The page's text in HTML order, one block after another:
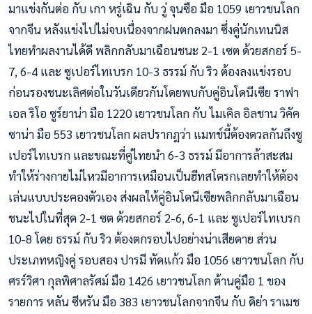
มาแข่งกันต่อ กับ เกา หรู่เฉิน กับ วู่ จุนซือ มือ 1059 เยาวชนโลก
จากจีน หลังแข่งไปไม่จบเนื่องจากฝนตกลงมา ซึ่งคู่นักเทนนิส
ไทยทำผลงานได้ดี พลิกกลับมาเฉือนชนะ 2-1 เซต ด้วยสกอร์ 5-
7, 6-4 และ ซูเปอร์ไทเบรก 10-3 ธรรม์ กับ ริว ต้องลงแข่งรอบ
ก่อนรองชนะเลิศต่อในวันเดียวกันโดยพบกับคู่อินโดนีเซีย ราฟา
เอล ริโอ ซูร์ยาน่า มือ 1220 เยาวชนโลก กับ ไมเคิล อิลชาน วิคัค
ซาน่า มือ 553 เยาวชนโลก ผลปรากฎว่า แมทช์นี้ต้องดวลกันถึงซู
เปอร์ไทเบรก และขณะที่คู่ไทยนำ 6-3 ธรรม์ มีอาการล้าสะสม
ทำให้ร่างกายไม่ไหวมีอาการเหมือนเป็นฮีทสโตรกเลยทำให้ต้อง
เล่นแบบประคองตัวเอง ส่งผลให้คู่อินโดนีเซียพลิกกลับมาเฉือน
ชนะไปในที่สุด 2-1 ซต ด้วยสกอร์ 2-6, 6-1 และ ซูเปอร์ไทเบรก
10-8 โดย ธรรม์ กับ ริว ต้องตกรอบไปอย่างน่าเสียดาย ส่วน
ประเภทหญิงคู่ รอบสอง ปารมี ทัดแก้ว มือ 1056 เยาวชนโลก กับ
ศรร์วิศา กุลพิศาลรัศม์ มือ 1426 เยาวชนโลก ต้านคู่มือ 1 ของ
รายการ หลัน ซีหรัน มือ 383 เยาวชนโลกจากจีน กับ ดิย่า ราเมช